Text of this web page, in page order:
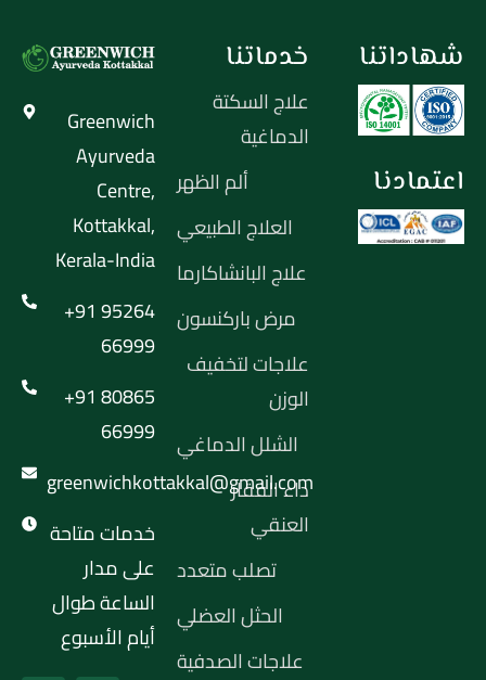
خدماتنا
علاج السكتة
الدماغية
ألم الظهر
العلاج الطبيعي
علاج البانشاكارما
مرض باركنسون
علاجات لتخفيف
الوزن
الشلل الدماغي
داء الفقار
العنقي
تصلب متعدد
الحثل العضلي
علاجات الصدفية
شهاداتنا
اعتمادنا
Greenwich
Ayurveda
Centre,
Kottakkal,
Kerala-India
+91 95264
66999
+91 80865
66999
greenwichkottakkal@gmail.com
خدمات متاحة
على مدار
الساعة طوال
أيام الأسبوع